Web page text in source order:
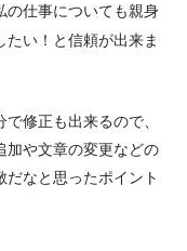
の仕事についても親身
い！と信頼が出来ま
修正も出来るので、
加や文章の変更などの
なと思ったポイント